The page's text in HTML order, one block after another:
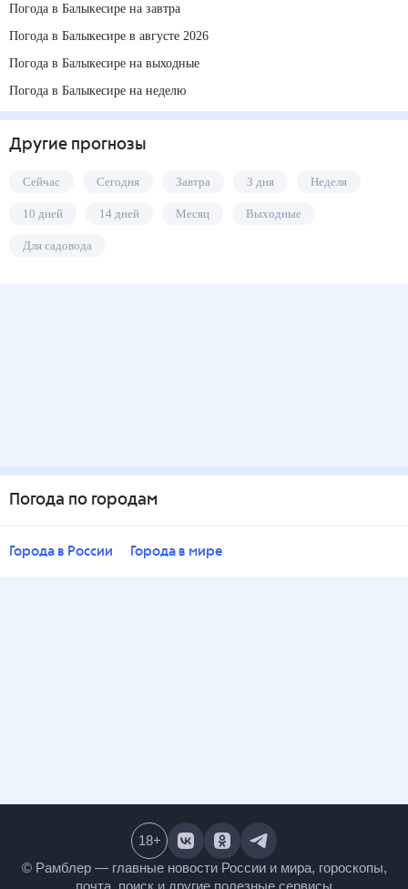
Погода в Балыкесире на завтра
Погода в Балыкесире в августе 2026
Погода в Балыкесире на выходные
Погода в Балыкесире на неделю
Другие прогнозы
Сейчас Сегодня Завтра 3 дня Неделя
10 дней 14 дней Месяц Выходные
Для садовода
Погода по городам
Города в России Города в мире
© Рамблер — главные новости России и мира,
18+